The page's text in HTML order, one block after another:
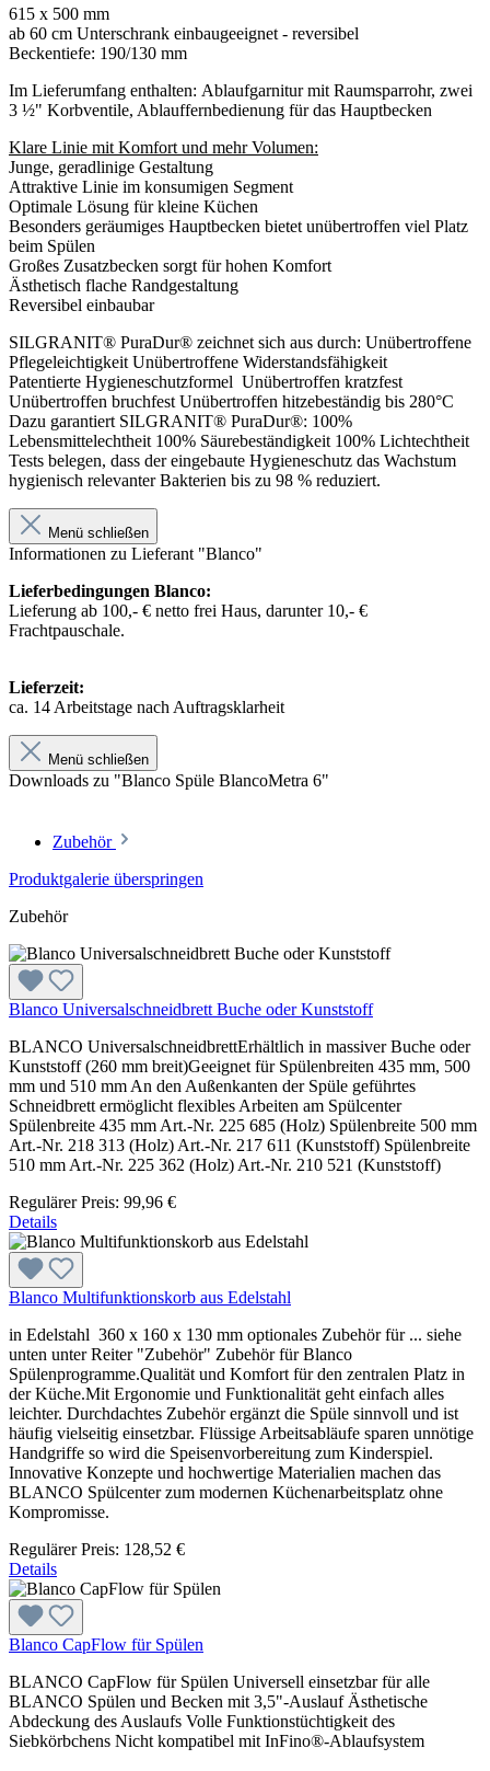
615 x 500 mm
ab 60 cm Unterschrank einbaugeeignet - reversibel
Beckentiefe: 190/130 mm
Im Lieferumfang enthalten: Ablaufgarnitur mit Raumsparrohr, zwei
3 ½" Korbventile, Ablauffernbedienung für das Hauptbecken
Klare Linie mit Komfort und mehr Volumen:
Junge, geradlinige Gestaltung
Attraktive Linie im konsumigen Segment
Optimale Lösung für kleine Küchen
Besonders geräumiges Hauptbecken bietet unübertroffen viel Platz
beim Spülen
Großes Zusatzbecken sorgt für hohen Komfort
Ästhetisch flache Randgestaltung
Reversibel einbaubar
SILGRANIT® PuraDur® zeichnet sich aus durch: Unübertroffene
Pflegeleichtigkeit Unübertroffene Widerstandsfähigkeit
Patentierte Hygieneschutzformel Unübertroffen kratzfest
Unübertroffen bruchfest Unübertroffen hitzebeständig bis 280°C
Dazu garantiert SILGRANIT® PuraDur®: 100%
Lebensmittelechtheit 100% Säurebeständigkeit 100% Lichtechtheit
Tests belegen, dass der eingebaute Hygieneschutz das Wachstum
hygienisch relevanter Bakterien bis zu 98 % reduziert.
Menü schließen
Informationen zu Lieferant "Blanco"
Lieferbedingungen Blanco:
Lieferung ab 100,- € netto frei Haus, darunter 10,- €
Frachtpauschale.
Lieferzeit:
ca. 14 Arbeitstage nach Auftragsklarheit
Menü schließen
Downloads zu "Blanco Spüle BlancoMetra 6"
Zubehör
Produktgalerie überspringen
Zubehör
Blanco Universalschneidbrett Buche oder Kunststoff
BLANCO UniversalschneidbrettErhältlich in massiver Buche oder
Kunststoff (260 mm breit)Geeignet für Spülenbreiten 435 mm, 500
mm und 510 mm An den Außenkanten der Spüle geführtes
Schneidbrett ermöglicht flexibles Arbeiten am Spülcenter
Spülenbreite 435 mm Art.-Nr. 225 685 (Holz) Spülenbreite 500 mm
Art.-Nr. 218 313 (Holz) Art.-Nr. 217 611 (Kunststoff) Spülenbreite
510 mm Art.-Nr. 225 362 (Holz) Art.-Nr. 210 521 (Kunststoff)
Regulärer Preis: 99,96 €
Details
Blanco Multifunktionskorb aus Edelstahl
in Edelstahl 360 x 160 x 130 mm optionales Zubehör für ... siehe
unten unter Reiter "Zubehör" Zubehör für Blanco
Spülenprogramme.Qualität und Komfort für den zentralen Platz in
der Küche.Mit Ergonomie und Funktionalität geht einfach alles
leichter. Durchdachtes Zubehör ergänzt die Spüle sinnvoll und ist
häufig vielseitig einsetzbar. Flüssige Arbeitsabläufe sparen unnötige
Handgriffe so wird die Speisenvorbereitung zum Kinderspiel.
Innovative Konzepte und hochwertige Materialien machen das
BLANCO Spülcenter zum modernen Küchenarbeitsplatz ohne
Kompromisse.
Regulärer Preis: 128,52 €
Details
Blanco CapFlow für Spülen
BLANCO CapFlow für Spülen Universell einsetzbar für alle
BLANCO Spülen und Becken mit 3,5"-Auslauf Ästhetische
Abdeckung des Auslaufs Volle Funktionstüchtigkeit des
Siebkörbchens Nicht kompatibel mit InFino®-Ablaufsystem